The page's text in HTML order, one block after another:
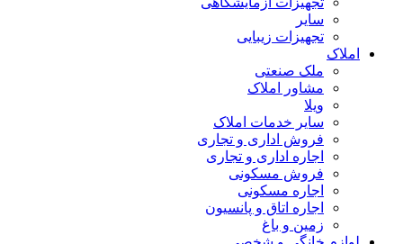
سایر
تجهیزات زیبایی
املاک
ملک صنعتی
مشاور املاک
ویلا
سایر خدمات املاک
فروش اداری و تجاری
اجاره اداری و تجاری
فروش مسکونی
اجاره مسکونی
اجاره اتاق و پانسیون
زمین و باغ